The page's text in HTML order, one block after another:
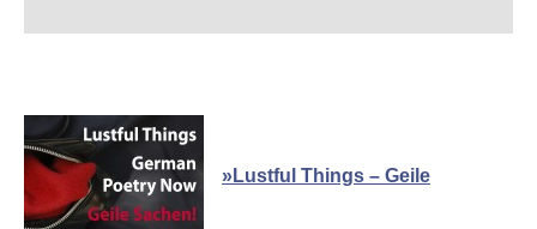
»Lustful Things – Geile